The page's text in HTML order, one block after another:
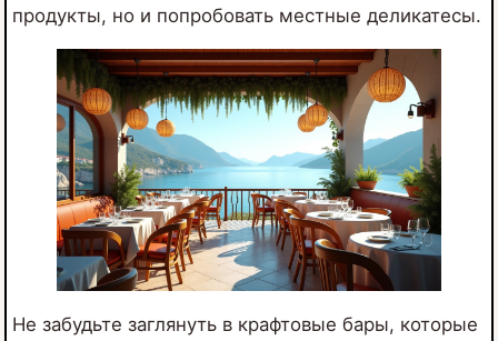
продукты, но и попробовать местные деликатесы.
Не забудьте заглянуть в крафтовые бары, которые